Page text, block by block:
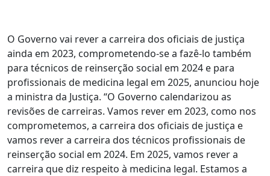
O Governo vai rever a carreira dos oficiais de justiça
ainda em 2023, comprometendo-se a fazê-lo também
para técnicos de reinserção social em 2024 e para
profissionais de medicina legal em 2025, anunciou hoje
a ministra da Justiça. “O Governo calendarizou as
revisões de carreiras. Vamos rever em 2023, como nos
comprometemos, a carreira dos oficiais de justiça e
vamos rever a carreira dos técnicos profissionais de
reinserção social em 2024. Em 2025, vamos rever a
carreira que diz respeito à medicina legal. Estamos a